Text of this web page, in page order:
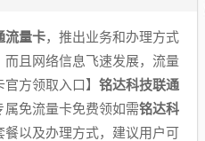
流量卡，推出业务和办理方式
而且网络信息飞速发展，流量
方领取入口】 铭达科技联通
属免流量卡免费领如需铭达科
餐以及办理方式，建议用户可